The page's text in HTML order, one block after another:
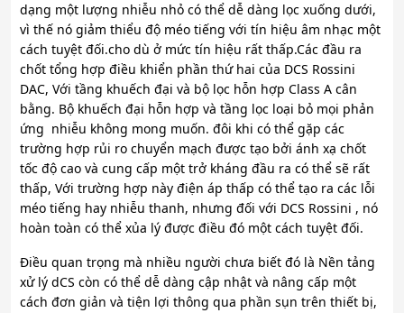
dạng một lượng nhiễu nhỏ có thể dễ dàng lọc xuống dưới,
vì thế nó giảm thiểu độ méo tiếng với tín hiệu âm nhạc một
cách tuyệt đối.cho dù ở mức tín hiệu rất thấp.Các đầu ra
chốt tổng hợp điều khiển phần thứ hai của DCS Rossini
DAC, Với tầng khuếch đại và bộ lọc hỗn hợp Class A cân
bằng. Bộ khuếch đại hỗn hợp và tầng lọc loại bỏ mọi phản
ứng nhiễu không mong muốn. đôi khi có thể gặp các
trường hợp rủi ro chuyển mạch được tạo bởi ánh xạ chốt
tốc độ cao và cung cấp một trở kháng đầu ra có thể sẽ rất
thấp, Với trường hợp này điện áp thấp có thể tạo ra các lỗi
méo tiếng hay nhiễu thanh, nhưng đối với DCS Rossini , nó
hoàn toàn có thể xủa lý được điều đó một cách tuyệt đối.
Điều quan trọng mà nhiều người chưa biết đó là Nền tảng
xử lý dCS còn có thể dễ dàng cập nhật và nâng cấp một
cách đơn giản và tiện lợi thông qua phần sụn trên thiết bị,